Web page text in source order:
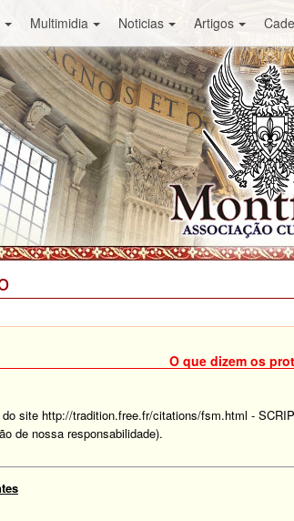
Multimidia Noticias Artigos
O que dizem os
site http://tradition.free.fr/citations/fsm.html -
de nossa responsabilidade).